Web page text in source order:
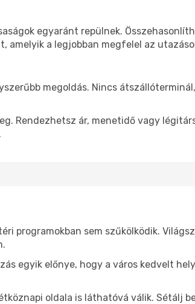
egyaránt repülnek.
amelyik a legjobban megfelel az
megoldás. Nincs
Rendezhetsz ár, menetidő vagy
.
programokban sem szűkölködik.
egyik előnye, hogy a város kedvelt
oldala is láthatóvá válik. Sétálj